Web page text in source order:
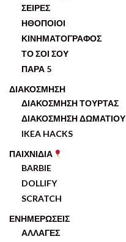
ΣΕΙΡΕΣ
ΗΘΟΠΟΙΟΙ
ΚΙΝΗΜΑΤΟΓΡΑΦΟΣ
ΤΟ ΣΟΙ ΣΟΥ
ΠΑΡΑ 5
ΔΙΑΚΟΣΜΗΣΗ
ΔΙΑΚΟΣΜΗΣΗ ΤΟΥΡΤΑΣ
ΔΙΑΚΟΣΜΗΣΗ ΔΩΜΑΤΙΟΥ
IKEA HACKS
ΠΑΙΧΝΙΔΙΑ
BARBIE
DOLLIFY
SCRATCH
ΕΝΗΜΕΡΩΣΕΙΣ
ΑΛΛΑΓΕΣ